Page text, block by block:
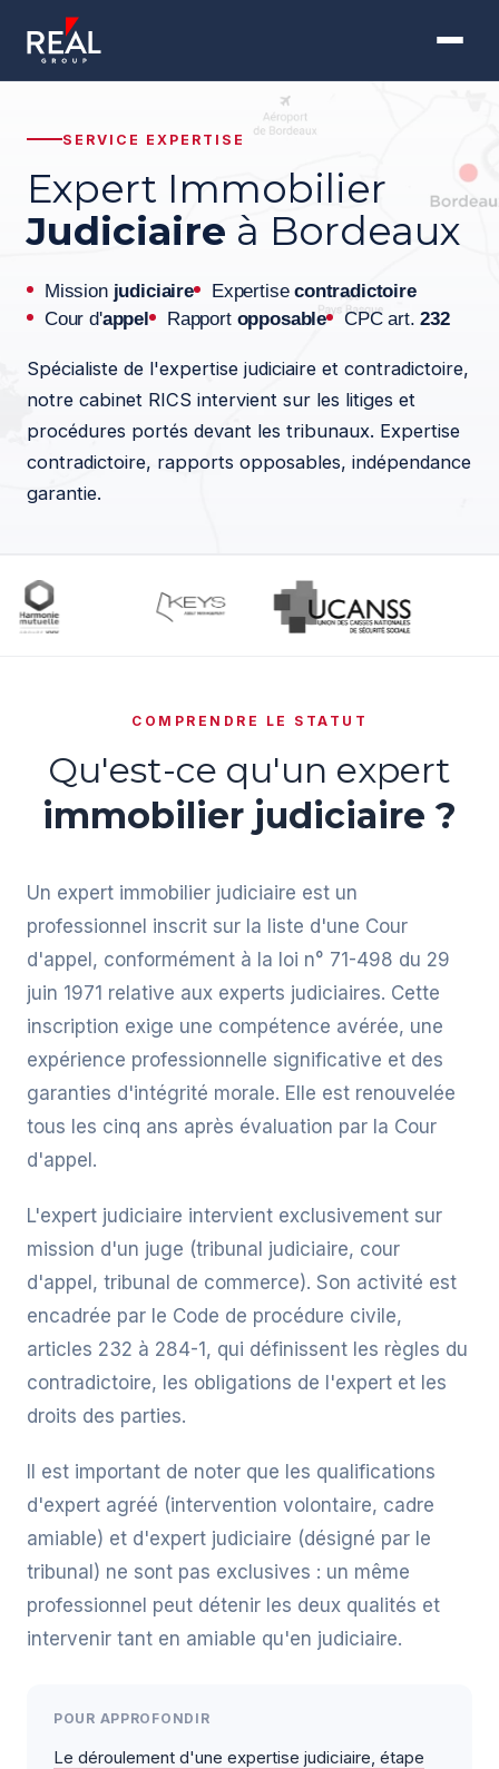
SERVICE EXPERTISE
Expert Immobilier
Judiciaire à Bordeaux
Mission judiciaire Expertisecontradictoire
Cour d'appel Rapport opposable CPC art.232
Spécialiste de l'expertise judiciaire et contradictoire,
notre cabinet RICS intervient sur les litiges et
procédures portés devant les tribunaux. Expertise
contradictoire, rapports opposables, indépendance
garantie.
COMPRENDRE LE STATUT
Qu'est-ce qu'un expert
immobilier judiciaire ?
Un expert immobilier judiciaire est un
professionnel inscrit sur la liste d'une Cour
d'appel, conformément à la loi n° 71-498 du 29
juin 1971 relative aux experts judiciaires. Cette
inscription exige une compétence avérée, une
expérience professionnelle significative et des
garanties d'intégrité morale. Elle est renouvelée
tous les cinq ans après évaluation par la Cour
d'appel.
L'expert judiciaire intervient exclusivement sur
mission d'un juge (tribunal judiciaire, cour
d'appel, tribunal de commerce). Son activité est
encadrée par le Code de procédure civile,
articles 232 à 284-1, qui définissent les règles du
contradictoire, les obligations de l'expert et les
droits des parties.
Il est important de noter que les qualifications
d'expert agréé (intervention volontaire, cadre
amiable) et d'expert judiciaire (désigné par le
tribunal) ne sont pas exclusives : un même
professionnel peut détenir les deux qualités et
intervenir tant en amiable qu'en judiciaire.
POUR APPROFONDIR
Le déroulement d'une expertise judiciaire, étape